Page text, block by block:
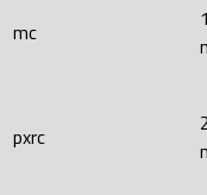
mc
pxrc